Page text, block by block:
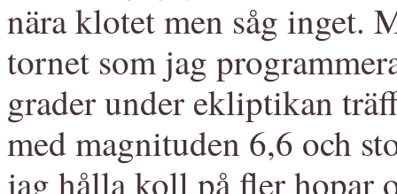
nära klotet men såg inget.
tornet som jag
grader under ekliptikan
med magnituden 6,6 och
jag hålla koll på fler hopar